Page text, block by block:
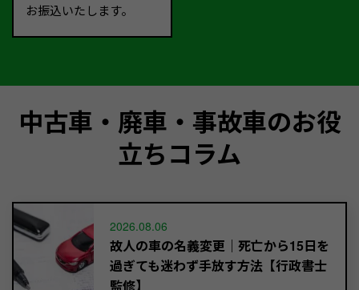
お振込いたします。
中古車・廃車・事故車のお役
立ちコラム
2026.08.06
故人の車の名義変更｜死亡から15日を
過ぎても迷わず手放す方法【行政書士
監修】